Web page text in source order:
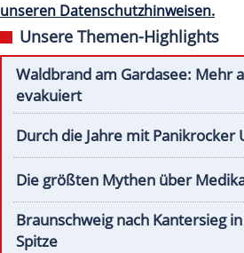
unseren Datenschutzhinweisen.
Unsere Themen-Highlights
Waldbrand am Gardasee: Mehr
evakuiert
Durch die Jahre mit Panikrocker
Die größten Mythen über
Braunschweig nach Kantersieg
Spitze